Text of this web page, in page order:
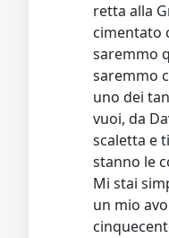
retta alla
cimentato
saremmo
saremmo
uno dei
vuoi, da
scaletta e
stanno le
Mi stai
un mio